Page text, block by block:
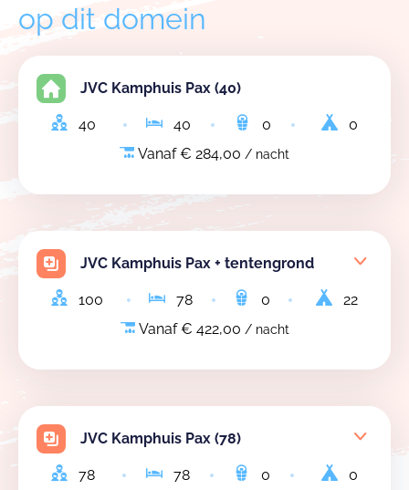
op dit domein
JVC Kamphuis Pax (40)
40 40 0
0
Vanaf € 284,00 / nacht
JVC Kamphuis Pax + tentengrond
100 78 0
22
Vanaf € 422,00 / nacht
JVC Kamphuis Pax (78)
78 78 0
0